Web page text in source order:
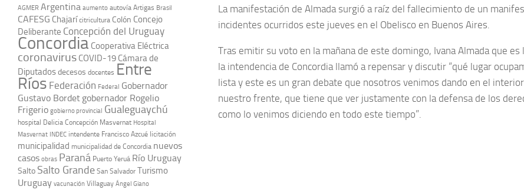
La manifestación de Almada surgió a raíz del fallecimiento de un
incidentes ocurridos este jueves en el Obelisco en Buenos Aires.
Tras emitir su voto en la mañana de este domingo, Ivana Almada que es
la intendencia de Concordia llamó a repensar y discutir “qué lugar
lista y este es un gran debate que nosotros venimos dando en el
nuestro frente, que tiene que ver justamente con la defensa de los
como lo venimos diciendo en todo este tiempo”.
AGMER Argentina aumento autovía Artigas Brasil
CAFESG Chajarí citricultura Colón Concejo
Deliberante Concepción del Uruguay
Concordia Cooperativa Eléctrica
coronavirus COVID-19 Cámara de
Diputadosdecesos docentes Entre
Ríos Federación Federal Gobernador
Gustavo Bordet gobernador Rogelio
Frigerio gobierno provincial Gualeguaychú
hospital Delicia Concepción Masvernat Hospital
Masvernat INDEC intendente Francisco Azcué licitación
municipalidad municipalidad de Concordia nuevos
casos obras Paraná Puerto Yeruá Río Uruguay
Salto Salto Grande San Salvador Turismo
Uruguay vacunación Villaguay Ángel Giano